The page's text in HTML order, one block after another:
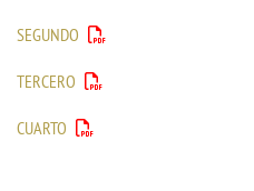
SEGUNDO
TERCERO
CUARTO